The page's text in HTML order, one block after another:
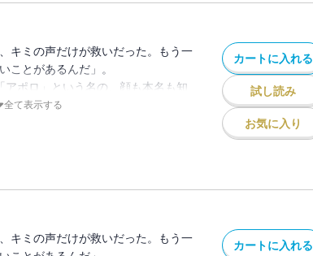
な関西修学旅行編!!
りになりたい” それぞれ想いを固
ぶ。しかし、1日目の夜に男女間の
かり、男女交遊禁止令が下されてし
大阪での自由行動。放送部の4人
キミの声だけが救いだった。もう一
ことがあるんだ」。
アポロ」という名の、顔も本名も知
探していた。だがある日、有栖は進
なぜか浅草デート!? 一方、イコと
遂に完成をバズらせるため山吹はみ
決行する！ さらに、学校では修学
部の4人はそれぞれ夜景を一緒に見
全て表示する
カートに入れる
試し読み
お気に入り
キミの声だけが救いだった。もう一
カートに入れる